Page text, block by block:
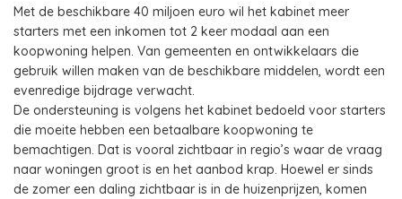
Met de beschikbare 40 miljoen euro wil het kabinet meer
starters met een inkomen tot 2 keer modaal aan een
koopwoning helpen. Van gemeenten en ontwikkelaars die
gebruik willen maken van de beschikbare middelen, wordt een
evenredige bijdrage verwacht.
De ondersteuning is volgens het kabinet bedoeld voor starters
die moeite hebben een betaalbare koopwoning te
bemachtigen. Dat is vooral zichtbaar in regio’s waar de vraag
naar woningen groot is en het aanbod krap. Hoewel er sinds
de zomer een daling zichtbaar is in de huizenprijzen, komen